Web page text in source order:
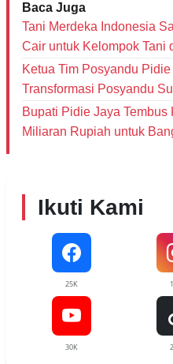
Baca Juga
Tani Merdeka Indonesia
Cair untuk Kelompok Tani
Ketua Tim Posyandu
Transformasi Posyandu
Layanan Enam Bidang
Bupati Pidie Jaya Tembus
Miliaran Rupiah untuk
Ikuti Kami
25K
30K